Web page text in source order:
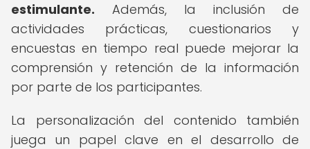
estimulante. Además, la inclusión de
actividades prácticas, cuestionarios y
encuestas en tiempo real puede mejorar la
comprensión y retención de la información
por parte de los participantes.
La personalización del contenido también
juega un papel clave en el desarrollo de